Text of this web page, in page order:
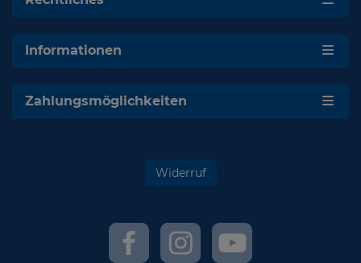
Informationen
Zahlungsmöglichkeiten
Widerruf